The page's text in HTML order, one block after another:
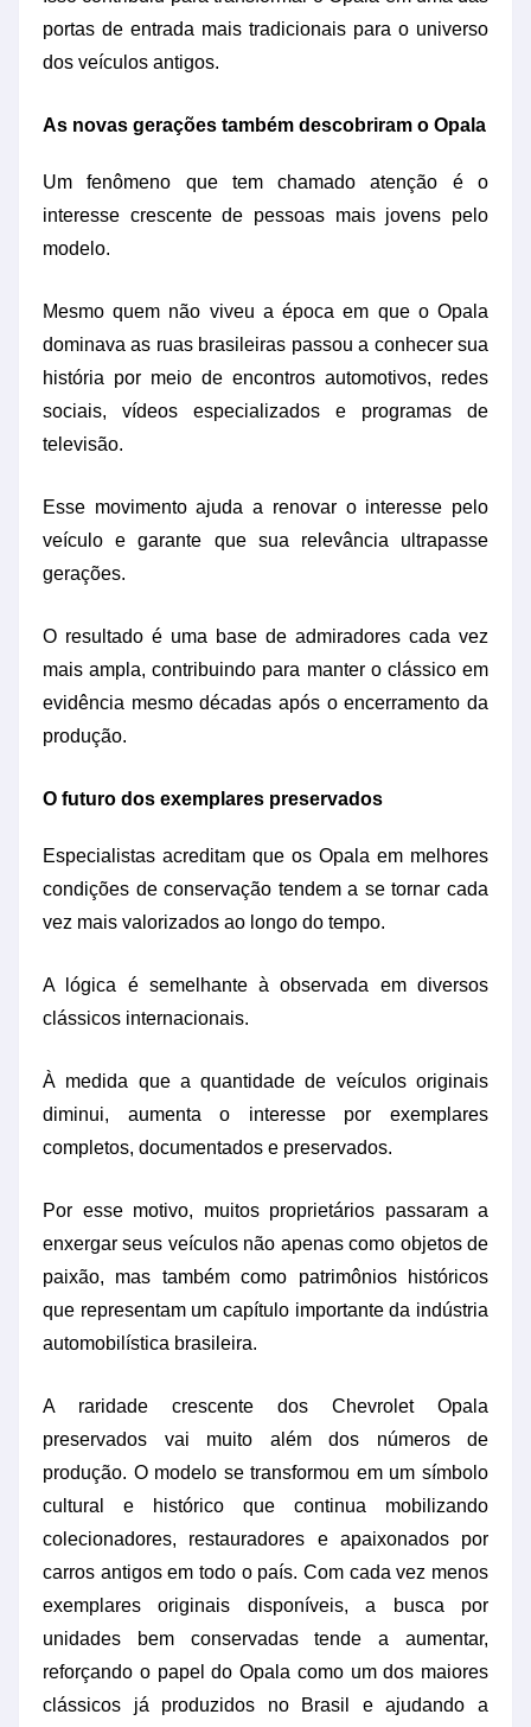
portas de entrada mais tradicionais para o universo
dos veículos antigos.
As novas gerações também descobriram o Opala
Um fenômeno que tem chamado atenção é o
interesse crescente de pessoas mais jovens pelo
modelo.
Mesmo quem não viveu a época em que o Opala
dominava as ruas brasileiras passou a conhecer sua
história por meio de encontros automotivos, redes
sociais, vídeos especializados e programas de
televisão.
Esse movimento ajuda a renovar o interesse pelo
veículo e garante que sua relevância ultrapasse
gerações.
O resultado é uma base de admiradores cada vez
mais ampla, contribuindo para manter o clássico em
evidência mesmo décadas após o encerramento da
produção.
O futuro dos exemplares preservados
Especialistas acreditam que os Opala em melhores
condições de conservação tendem a se tornar cada
vez mais valorizados ao longo do tempo.
A lógica é semelhante à observada em diversos
clássicos internacionais.
À medida que a quantidade de veículos originais
diminui, aumenta o interesse por exemplares
completos, documentados e preservados.
Por esse motivo, muitos proprietários passaram a
enxergar seus veículos não apenas como objetos de
paixão, mas também como patrimônios históricos
que representam um capítulo importante da indústria
automobilística brasileira.
A raridade crescente dos Chevrolet Opala
preservados vai muito além dos números de
produção. O modelo se transformou em um símbolo
cultural e histórico que continua mobilizando
colecionadores, restauradores e apaixonados por
carros antigos em todo o país. Com cada vez menos
exemplares originais disponíveis, a busca por
unidades bem conservadas tende a aumentar,
reforçando o papel do Opala como um dos maiores
clássicos já produzidos no Brasil e ajudando a